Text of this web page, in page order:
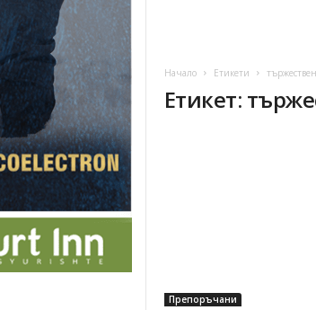
Начало Етикети
Етикет:
Препоръчани